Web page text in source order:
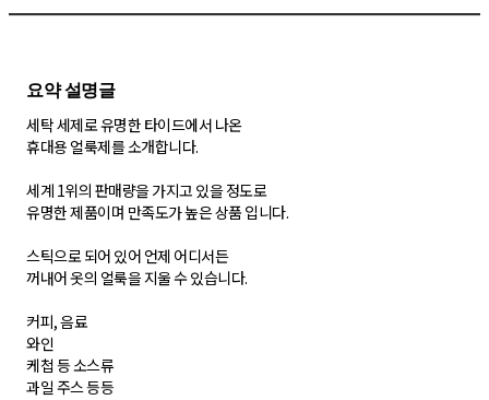
요약 설명글
세탁 세제로 유명한 타이드에서 나온
휴대용 얼룩제를 소개합니다.
세계 1위의 판매량을 가지고 있을 정도로
유명한 제품이며 만족도가 높은 상품 입니다.
스틱으로 되어 있어 언제 어디서든
꺼내어 옷의 얼룩을 지울 수 있습니다.
커피, 음료
와인
케첩 등 소스류
과일 주스 등등